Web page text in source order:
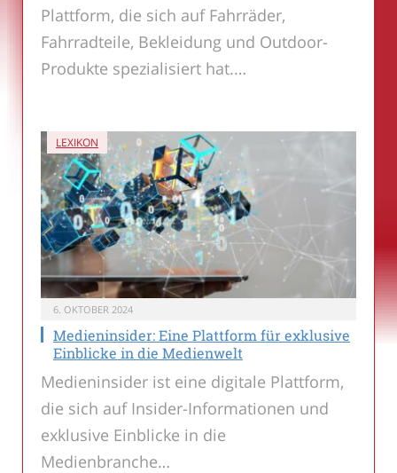
Plattform, die sich auf Fahrräder,
Fahrradteile, Bekleidung und Outdoor-
Produkte spezialisiert hat.…
LEXIKON
6. OKTOBER 2024
Medieninsider: Eine Plattform für exklusive
Einblicke in die Medienwelt
Medieninsider ist eine digitale Plattform,
die sich auf Insider-Informationen und
exklusive Einblicke in die
Medienbranche…